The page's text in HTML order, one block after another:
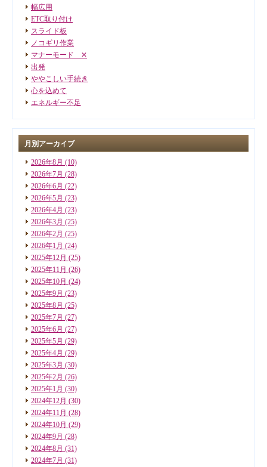
幅広用
ETC取り付け
スライド板
ノコギリ作業
マナーモード ✕
出発
ややこしい手続き
心を込めて
エネルギー不足
月別アーカイブ
2026年8月 (10)
2026年7月 (28)
2026年6月 (22)
2026年5月 (23)
2026年4月 (23)
2026年3月 (25)
2026年2月 (25)
2026年1月 (24)
2025年12月 (25)
2025年11月 (26)
2025年10月 (24)
2025年9月 (23)
2025年8月 (25)
2025年7月 (27)
2025年6月 (27)
2025年5月 (29)
2025年4月 (29)
2025年3月 (30)
2025年2月 (26)
2025年1月 (30)
2024年12月 (30)
2024年11月 (28)
2024年10月 (29)
2024年9月 (28)
2024年8月 (31)
2024年7月 (31)